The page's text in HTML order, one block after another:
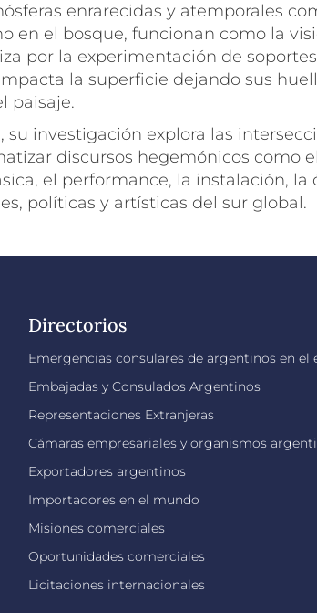
enrarecidas y atemporales
en el bosque, funcionan como la
por la experimentación de
la superficie dejando sus
paisaje.
su investigación explora las
discursos hegemónicos como
el performance, la instalación,
políticas y artísticas del sur global.
Directorios
Emergencias consulares de argentinos en el
Embajadas y Consulados Argentinos
Representaciones Extranjeras
Cámaras empresariales y organismos
Exportadores argentinos
Importadores en el mundo
Misiones comerciales
Oportunidades comerciales
Licitaciones internacionales